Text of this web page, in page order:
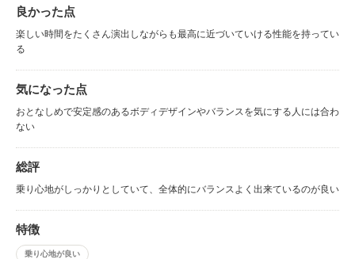
良かった点
楽しい時間をたくさん演出しながらも最高に近づいていける性能を持ってい
る
気になった点
おとなしめで安定感のあるボディデザインやバランスを気にする人には合わ
ない
総評
乗り心地がしっかりとしていて、全体的にバランスよく出来ているのが良い
特徴
乗り心地が良い